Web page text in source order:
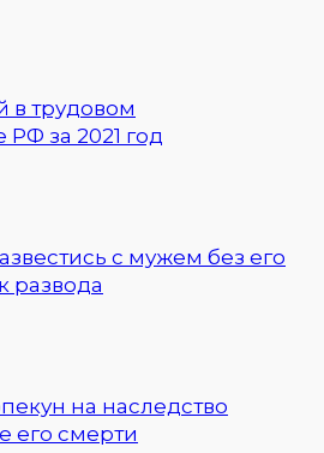
в трудовом
РФ за 2021 год
с мужем без его
развода
на наследство
его смерти